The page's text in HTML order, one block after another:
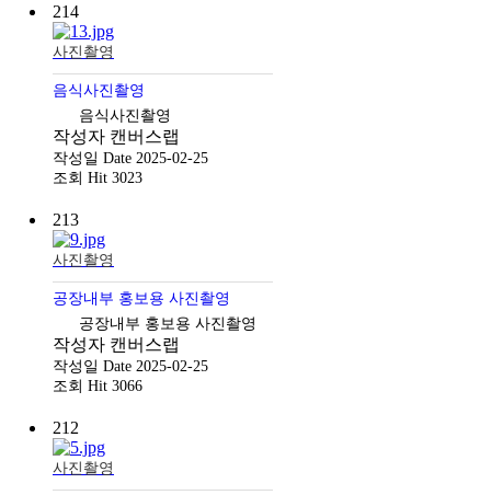
214
사진촬영
음식사진촬영
음식사진촬영
작성자 캔버스랩
작성일 Date 2025-02-25
조회 Hit 3023
213
사진촬영
공장내부 홍보용 사진촬영
공장내부 홍보용 사진촬영
작성자 캔버스랩
작성일 Date 2025-02-25
조회 Hit 3066
212
사진촬영